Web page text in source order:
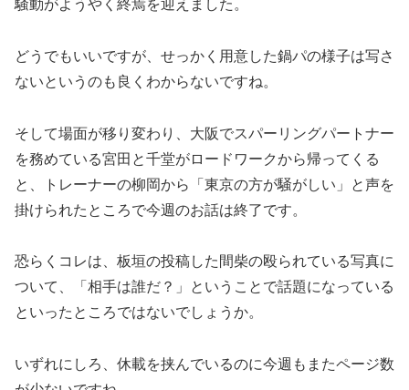
騒動がようやく終焉を迎えました。
どうでもいいですが、せっかく用意した鍋パの様子は写さ
ないというのも良くわからないですね。
そして場面が移り変わり、大阪でスパーリングパートナー
を務めている宮田と千堂がロードワークから帰ってくる
と、トレーナーの柳岡から「東京の方が騒がしい」と声を
掛けられたところで今週のお話は終了です。
恐らくコレは、板垣の投稿した間柴の殴られている写真に
ついて、「相手は誰だ？」ということで話題になっている
といったところではないでしょうか。
いずれにしろ、休載を挟んでいるのに今週もまたページ数